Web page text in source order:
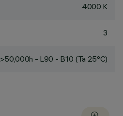
4000 K
3
>50,000h - L90 - B10 (Ta 25°C)